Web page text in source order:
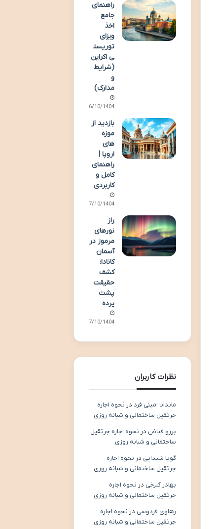
راهنمای
جامع
اخذ
ویزای
توریست
ی اکراین
(شرایط
و
مدارک)
06/10/1404
بازدید از
موزه
های
اروپا |
راهنمای
کامل و
کاربردی
07/10/1404
راز
نورهای
مرموز در
آسمان
کانادا:
کشف
حقیقت
پشت
پرده
07/10/1404
نظرات کاربران
ماندانا امینی فرد در نحوه اجاره
جرثقیل ساختمانی و شبانه روزی
برزو فیاض در نحوه اجاره جرثقیل
ساختمانی و شبانه روزی
گویا شیدایی در نحوه اجاره
جرثقیل ساختمانی و شبانه روزی
بهادر گلرخی در نحوه اجاره
جرثقیل ساختمانی و شبانه روزی
رهاوی فردوسی در نحوه اجاره
جرثقیل ساختمانی و شبانه روزی